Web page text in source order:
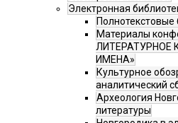
Электронная
Материалы
ЛИТЕРАТУРНОЕ
ИМЕНА»
Культурное
аналитический
Археология
литературы